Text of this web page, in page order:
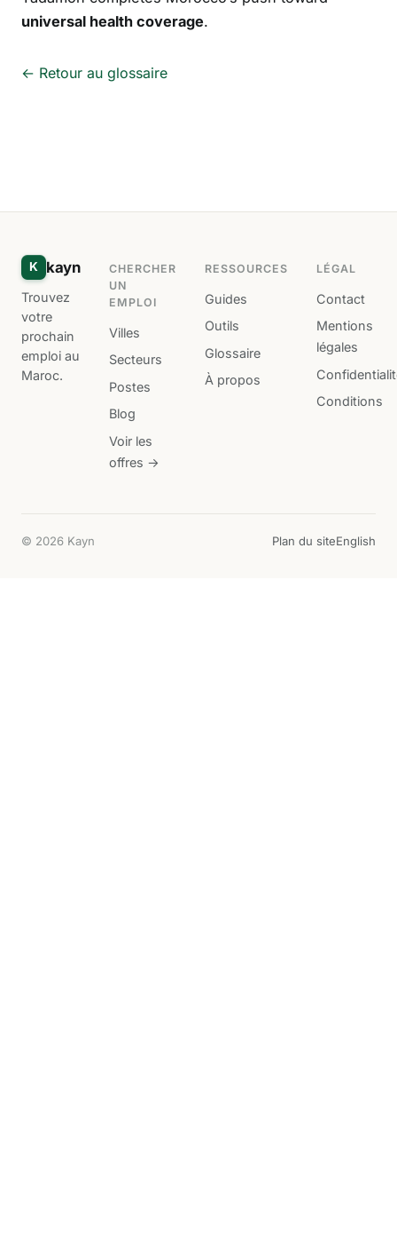
universal health coverage.
← Retour au glossaire
K kayn
Trouvez
votre
prochain
emploi au
Maroc.
CHERCHER
UN
EMPLOI
Villes
Secteurs
Postes
Blog
Voir les
offres →
RESSOURCES
Guides
Outils
Glossaire
À propos
LÉGAL
Contact
Mentions
légales
Conditions
© 2026 Kayn Plan du siteEnglish